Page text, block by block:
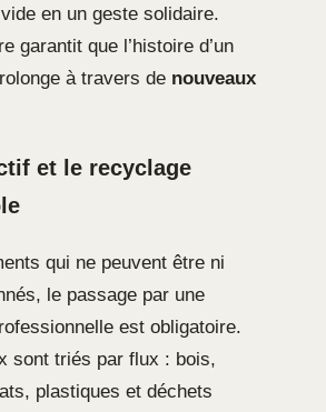
en un geste solidaire.
garantit que l’histoire d’un
à travers de nouveaux
et le recyclage
qui ne peuvent être ni
le passage par une
est obligatoire.
sont triés par flux : bois,
plastiques et déchets